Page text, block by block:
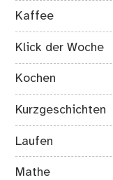
Kaffee
Klick der Woche
Kochen
Kurzgeschichten
Laufen
Mathe